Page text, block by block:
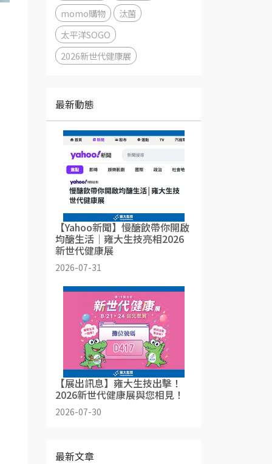
momo購物
汰菌
太平洋SOGO
2026新世代健康展
最新動態
【Yahoo新聞】慢醣飲帶你開啟
均醣生活│雍大生技亮相2026
新世代健康展
2026-07-31
【展出訊息】雍大生技出擊！
2026新世代健康展與您相見！
2026-07-30
最新文章